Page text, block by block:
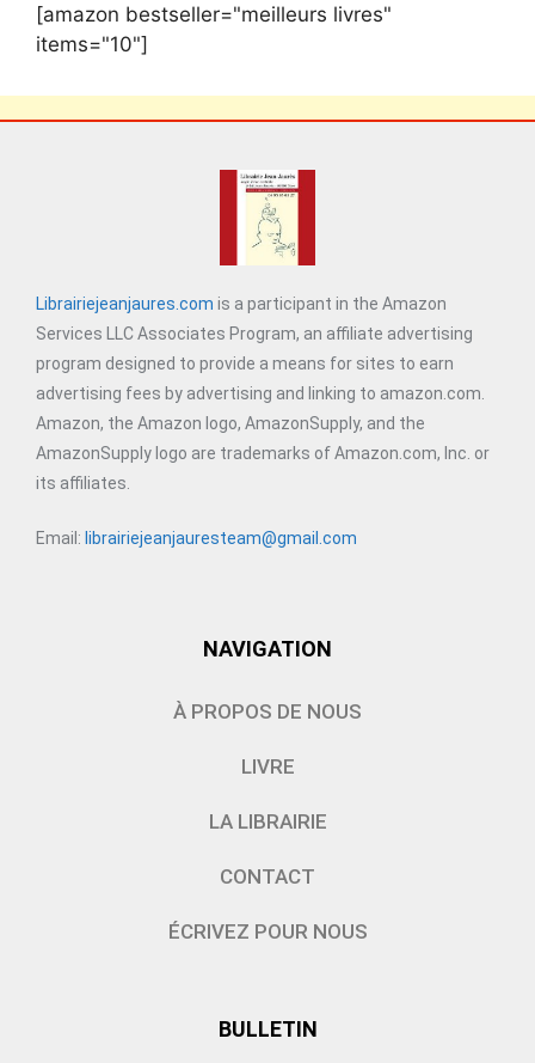
[amazon bestseller="meilleurs livres"
items="10"]
Librairiejeanjaures.com is a participant in the Amazon
Services LLC Associates Program, an affiliate advertising
program designed to provide a means for sites to earn
advertising fees by advertising and linking to amazon.com.
Amazon, the Amazon logo, AmazonSupply, and the
AmazonSupply logo are trademarks of Amazon.com, Inc. or
its affiliates.
Email: librairiejeanjauresteam@gmail.com
NAVIGATION
À PROPOS DE NOUS
LIVRE
LA LIBRAIRIE
CONTACT
ÉCRIVEZ POUR NOUS
BULLETIN